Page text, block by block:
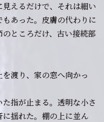
えるだけで、それは細い
あった。皮膚の代わりに
ところだけ、古い接続部
渡り、家の窓へ向かっ
指が止まる。透明な小さ
揺れた。棚の上に並ん